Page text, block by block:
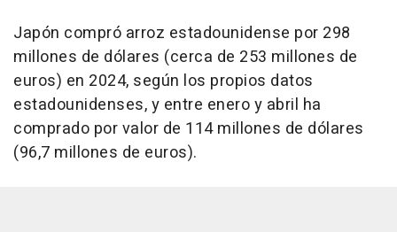
Japón compró arroz estadounidense por 298
millones de dólares (cerca de 253 millones de
euros) en 2024, según los propios datos
estadounidenses, y entre enero y abril ha
comprado por valor de 114 millones de dólares
(96,7 millones de euros).